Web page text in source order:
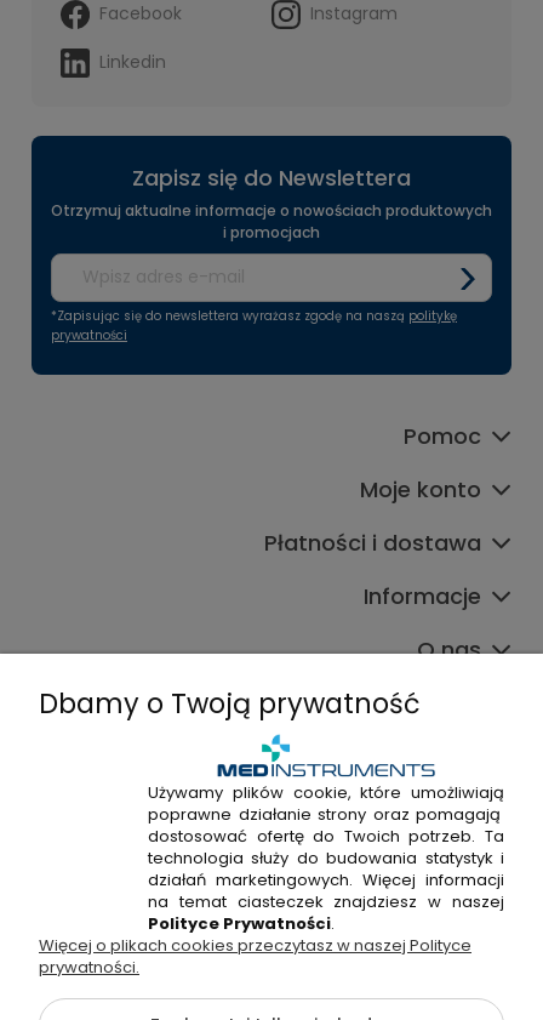
Facebook
Instagram
Linkedin
Zapisz się do Newslettera
Otrzymuj aktualne informacje o nowościach produktowych
i promocjach
*Zapisując się do newslettera wyrażasz zgodę na naszą politykę
prywatności
Pomoc
Moje konto
Płatności i dostawa
Informacje
O nas
+48 720 915 338
+48 22 298 53 38
Napisz do nas!
Hossa Medical Sp. z o. o. | ul. Kryształowa 33A, 01-356
Warszawa, woj. mazowieckie | NIP: 7010404814, REGON:
146982576, KRS: 0000491265
Dbamy o Twoją prywatność
Używamy plików cookie, które umożliwiają
poprawne działanie strony oraz pomagają
dostosować ofertę do Twoich potrzeb. Ta
technologia służy do budowania statystyk i
działań marketingowych. Więcej informacji
na temat ciasteczek znajdziesz w naszej
Polityce Prywatności.
Więcej o plikach cookies przeczytasz w naszej Polityce
prywatności.